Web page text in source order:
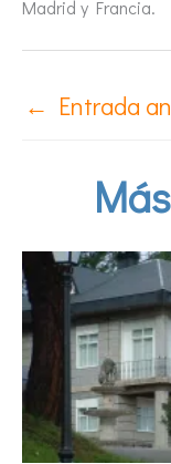
Madrid y Francia.
← Entrada